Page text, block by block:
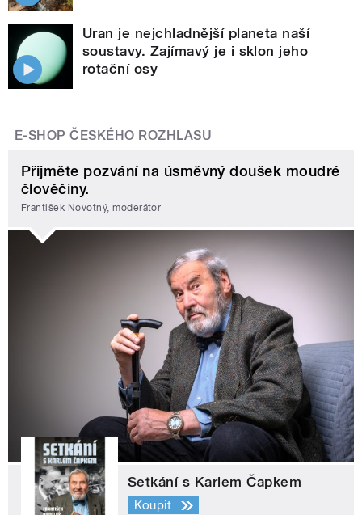
Uran je nejchladnější planeta naší
soustavy. Zajímavý je i sklon jeho
rotační osy
E-SHOP ČESKÉHO ROZHLASU
Přijměte pozvání na úsměvný doušek moudré
člověčiny.
František Novotný, moderátor
Setkání s Karlem Čapkem
Koupit